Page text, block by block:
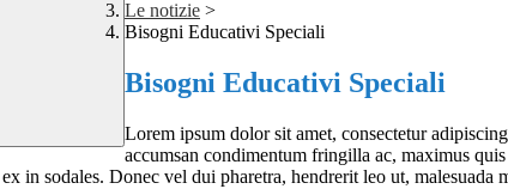
Le notizie >
Bisogni Educativi Speciali
Bisogni Educativi Speciali
Lorem ipsum dolor sit amet, consectetur
accumsan condimentum fringilla ac, maximus
sodales. Donec vel dui pharetra, hendrerit leo ut, malesuada